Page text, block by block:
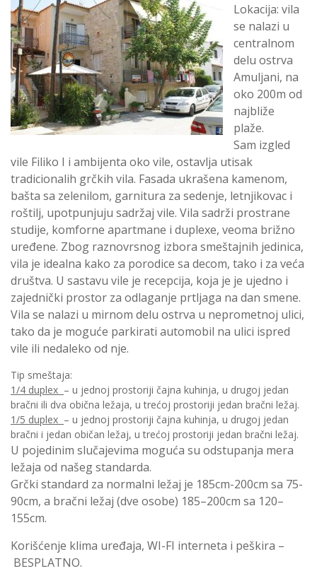
Lokacija: vila
se nalazi u
centralnom
delu ostrva
Amuljani, na
oko 200m od
najbliže
plaže.
Sam izgled
vile Filiko I i ambijenta oko vile, ostavlja utisak
tradicionalih grčkih vila. Fasada ukrašena kamenom,
bašta sa zelenilom, garnitura za sedenje, letnjikovac i
roštilj, upotpunjuju sadržaj vile. Vila sadrži prostrane
studije, komforne apartmane i duplexe, veoma brižno
uređene. Zbog raznovrsnog izbora smeštajnih jedinica,
vila je idealna kako za porodice sa decom, tako i za veća
društva. U sastavu vile je recepcija, koja je je ujedno i
zajednički prostor za odlaganje prtljaga na dan smene.
Vila se nalazi u mirnom delu ostrva u neprometnoj ulici,
tako da je moguće parkirati automobil na ulici ispred
vile ili nedaleko od nje.
Tip smeštaja:
1/4 duplex – u jednoj prostoriji čajna kuhinja, u drugoj jedan
bračni ili dva obična ležaja, u trećoj prostoriji jedan bračni ležaj.
1/5 duplex – u jednoj prostoriji čajna kuhinja, u drugoj jedan
bračni i jedan običan ležaj, u trećoj prostoriji jedan bračni ležaj.
U pojedinim slučajevima moguća su odstupanja mera
ležaja od našeg standarda.
Grčki standard za normalni ležaj je 185cm-200cm sa 75-
90cm, a bračni ležaj (dve osobe) 185–200cm sa 120–
155cm.
Korišćenje klima uređaja, WI-FI interneta i peškira –
BESPLATNO.